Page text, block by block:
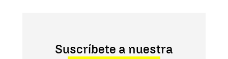
Suscríbete a nuestra